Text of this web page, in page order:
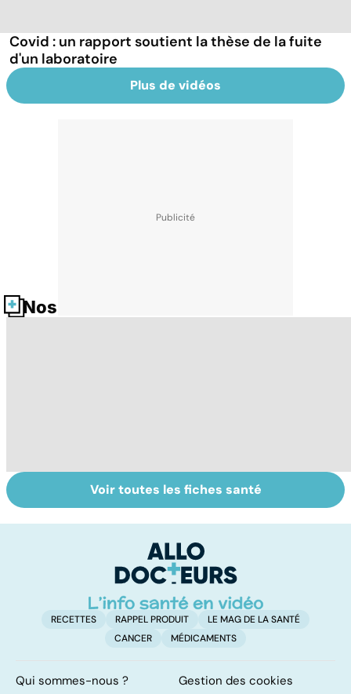
Covid : un rapport soutient la thèse de la fuite
d'un laboratoire
Plus de vidéos
Nos fiches santé
Tout savoir sur
les virus
Votre santé en
vacances
Voir toutes les fiches santé
RECETTES RAPPEL PRODUIT
LE MAG DE LA SANTÉ
CANCER
MÉDICAMENTS
Qui sommes-nous ?
Gestion des cookies